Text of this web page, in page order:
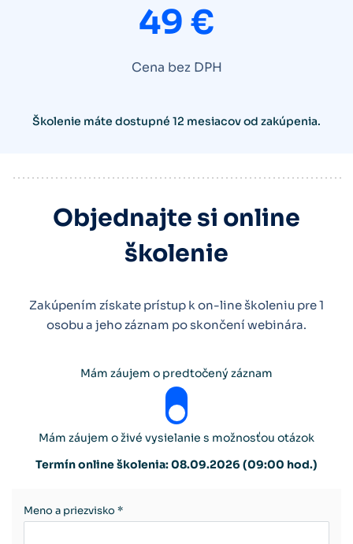
49 €
Cena bez DPH
Školenie máte dostupné 12 mesiacov od zakúpenia.
Objednajte si online
školenie
Zakúpením získate prístup k on-line školeniu pre 1
osobu a jeho záznam po skončení webinára.
Mám záujem o predtočený záznam
Mám záujem o živé vysielanie s možnosťou otázok
Termín online školenia: 08.09.2026 (09:00 hod.)
Meno a priezvisko *